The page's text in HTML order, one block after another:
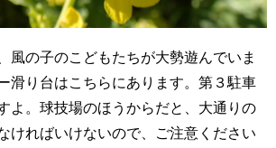
風の子のこどもたちが大勢遊んでいま
滑り台はこちらにあります。第３駐車
よ。球技場のほうからだと、大通りの
ければいけないので、ご注意ください